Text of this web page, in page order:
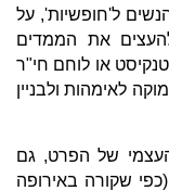
ל'חופשיות', על
את הממדים
או לוחם חי"ר
לאימהות ולבניין
של הפרט, גם
שקורה באירופה